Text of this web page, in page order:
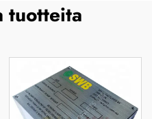
tuotteita